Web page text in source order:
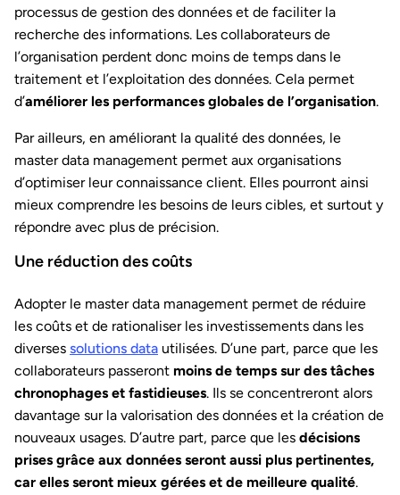
processus de gestion des données et de faciliter la
recherche des informations. Les collaborateurs de
l’organisation perdent donc moins de temps dans le
traitement et l’exploitation des données. Cela permet
d’améliorer les performances globales de l’organisation.
Par ailleurs, en améliorant la qualité des données, le
master data management permet aux organisations
d’optimiser leur connaissance client. Elles pourront ainsi
mieux comprendre les besoins de leurs cibles, et surtout y
répondre avec plus de précision.
Une réduction des coûts
Adopter le master data management permet de réduire
les coûts et de rationaliser les investissements dans les
diverses solutions data utilisées. D’une part, parce que les
collaborateurs passeront moins de temps sur des tâches
chronophages et fastidieuses. Ils se concentreront alors
davantage sur la valorisation des données et la création de
nouveaux usages. D’autre part, parce que les décisions
prises grâce aux données seront aussi plus pertinentes,
car elles seront mieux gérées et de meilleure qualité.